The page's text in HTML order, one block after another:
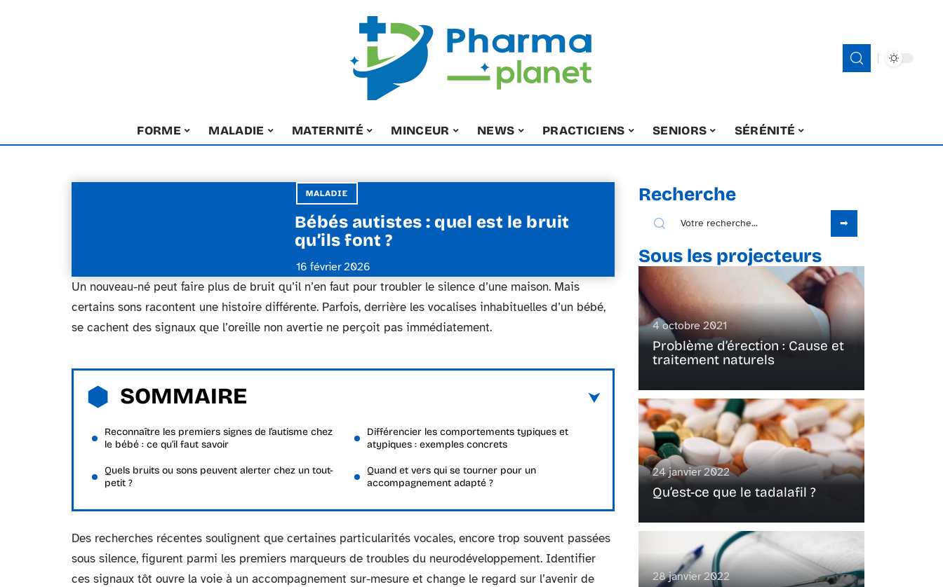
FORME MALADIE MATERNITÉ MINCEUR NEWS PRACTICIENS SENIORS SÉRÉNITÉ
MALADIE
Bébés autistes : quel est le bruit
qu’ils font ?
16 février 2026
Un nouveau-né peut faire plus de bruit qu’il n’en faut pour troubler le silence d’une maison. Mais
certains sons racontent une histoire différente. Parfois, derrière les vocalises inhabituelles d’un bébé,
se cachent des signaux que l’oreille non avertie ne perçoit pas immédiatement.
SOMMAIRE
Reconnaître les premiers signes de l’autisme chez
le bébé : ce qu’il faut savoir
Quels bruits ou sons peuvent alerter chez un tout-
petit ?
Différencier les comportements typiques et
atypiques : exemples concrets
Quand et vers qui se tourner pour un
accompagnement adapté ?
Des recherches récentes soulignent que certaines particularités vocales, encore trop souvent passées
sous silence, figurent parmi les premiers marqueurs de troubles du neurodéveloppement. Identifier
ces signaux tôt ouvre la voie à un accompagnement sur-mesure et change le regard sur l’avenir de
Recherche
Sous les projecteurs
4 octobre 2021
Problème d’érection : Cause et
traitement naturels
24 janvier 2022
Qu’est-ce que le tadalafil ?
28 janvier 2022